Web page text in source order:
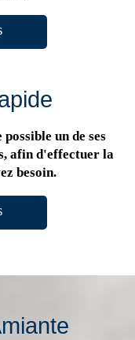
un de ses
afin d'effectuer la
besoin.